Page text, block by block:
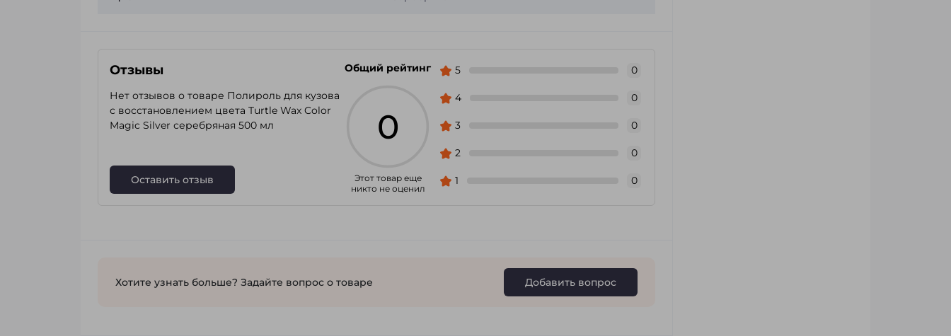
Отзывы
Нет отзывов о товаре Полироль для кузова
с восстановлением цвета Turtle Wax Color
Magic Silver серебряная 500 мл
Оставить отзыв
Общий рейтинг
0
Этот товар еще
никто не оценил
5 0
4 0
3 0
2 0
1 0
Хотите узнать больше? Задайте вопрос о товаре Добавить вопрос